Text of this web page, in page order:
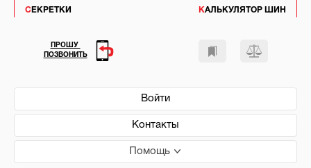
СЕКРЕТКИ
КАЛЬКУЛЯТОР ШИН
Войти
Контакты
Помощь
ПРОШУ
ПОЗВОНИТЬ